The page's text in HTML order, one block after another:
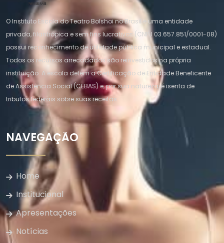
O Instituto Escola do Teatro Bolshoi no Brasil é uma entidade
privada, filantrópica e sem fins lucrativos (CNPJ 03.657.851/0001-08)
possui reconhecimento de utilidade pública municipal e estadual.
Todos os recursos arrecadados são reinvestidos na própria
instituição. A escola detém a Certificação de Entidade Beneficente
de Assistência Social (CEBAS) e, por sua natureza, é isenta de
tributos federais sobre suas receitas.
NAVEGAÇÃO
Home
Institucional
Apresentações
Notícias